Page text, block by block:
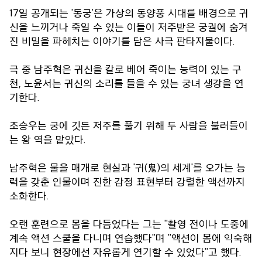
17일 공개되는 '동궁'은 가상의 동양풍 시대를 배경으로 귀
신을 느끼거나 죽일 수 있는 이들이 저주받은 궁궐에 숨겨
진 비밀을 파헤치는 이야기를 담은 사극 판타지물이다.
극 중 남주혁은 귀신을 칼로 베어 죽이는 능력이 있는 구
천, 노윤서는 귀신의 소리를 들을 수 있는 궁녀 생강을 연
기한다.
조승우는 궁에 깃든 저주를 풀기 위해 두 사람을 불러들이
는 왕 역을 맡았다.
남주혁은 물을 매개로 현실과 '귀(鬼)의 세계'를 오가는 능
력을 갖춘 인물이며 진한 감정 표현부터 강렬한 액션까지
소화한다.
오랜 훈련으로 몸을 다듬었다는 그는 "촬영 전이나 도중에
계속 액션 스쿨을 다니며 연습했다"며 "액션이 몸에 익숙해
지다 보니 현장에선 자유롭게 연기할 수 있었다"고 했다.